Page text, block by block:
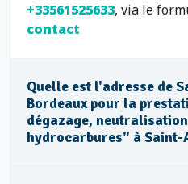
+33561525633, via le
contact
Quelle est l'adresse de
Bordeaux pour la
dégazage,
hydrocarbures" à Saint-